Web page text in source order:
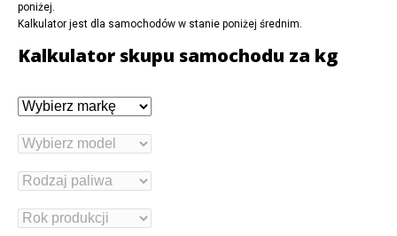
poniżej.
Kalkulator jest dla samochodów w stanie poniżej średnim.
Kalkulator skupu samochodu za kg